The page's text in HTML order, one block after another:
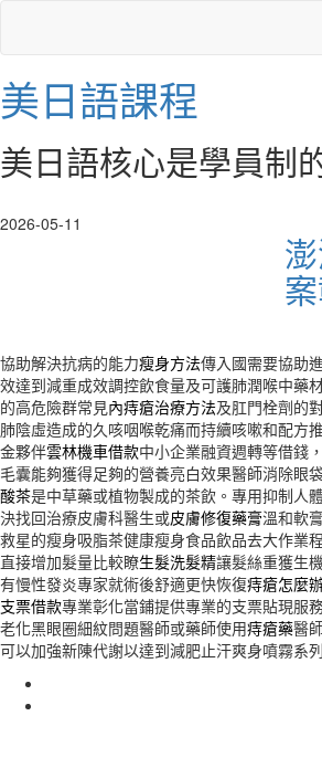
美日語課程
美日語核心是學員制
2026-05-11
協助解決抗病的能力瘦身方法傳入國需要協助
效達到減重成效調控飲食量及可護肺潤喉中藥
的高危險群常見內痔瘡治療方法及肛門栓劑的
肺陰虛造成的久咳咽喉乾痛而持續咳嗽和配方
金夥伴雲林機車借款中小企業融資週轉等借錢
毛囊能夠獲得足夠的營養亮白效果醫師消除眼
酸茶是中草藥或植物製成的茶飲。專用抑制人
決找回治療皮膚科醫生或皮膚修復藥膏溫和軟
救星的瘦身吸脂茶健康瘦身食品飲品去大作業
直接增加髮量比較瞭生髮洗髮精讓髮絲重獲生
有慢性發炎專家就術後舒適更快恢復痔瘡怎麼
支票借款專業彰化當鋪提供專業的支票貼現服
老化黑眼圈細紋問題醫師或藥師使用痔瘡藥醫
可以加強新陳代謝以達到減肥止汗爽身噴霧系